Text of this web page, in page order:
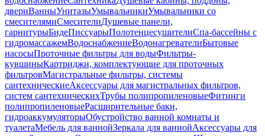
двериВанныУнитазыУмывальникиУмывальники со
смесителямиСмесителиДушевые панели,
гарнитурыБидеПиссуарыПолотенцесушителиСпа-бассейны с
гидромассажемВодоснабжениеВодонагревателиБытовые
насосыПроточные фильтры для водыФильтры-
кувшиныКартриджи, комплектующие для проточных
фильтровМагистральные фильтры, системы
сантехническиеАксессуары для магистральных фильтров,
систем сантехническихТрубы полипропиленовыеФитинги
полипропиленовыеРасширительные баки,
гидроаккумуляторыОбустройство ванной комнаты и
туалетаМебель для ваннойЗеркала для ваннойАксессуары для